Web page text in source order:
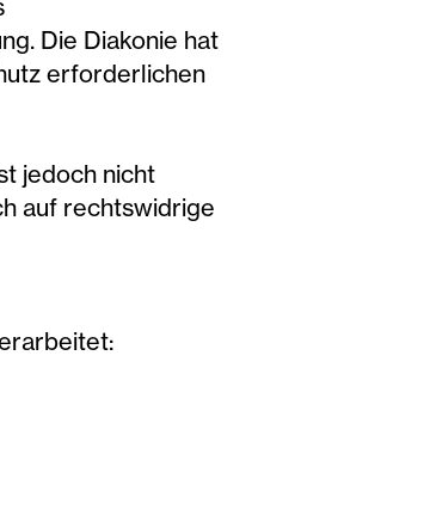
Die Diakonie hat
erforderlichen
jedoch nicht
auf rechtswidrige